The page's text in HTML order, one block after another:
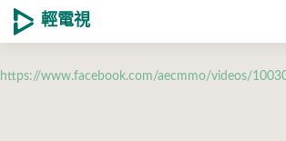
輕電視
https://www.facebook.com/aecmmo/videos/